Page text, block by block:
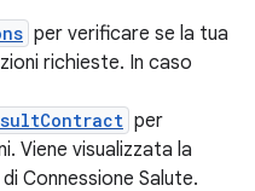
per verificare se la tua
richieste. In caso
per
Viene visualizzata la
Connessione Salute.